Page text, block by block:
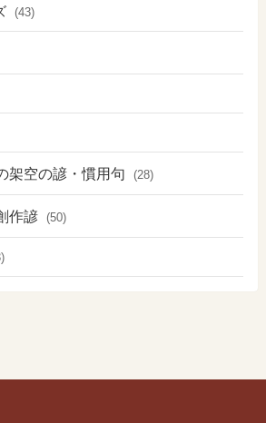
(43)
架空の諺・慣用句 (28)
作諺 (50)